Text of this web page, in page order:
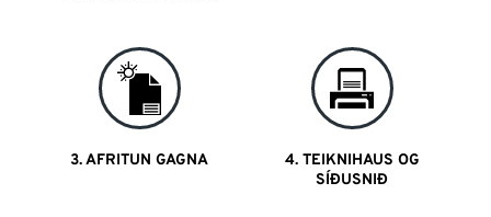
3. AFRITUN GAGNA
4. TEIKNIHAUS OG
SÍÐUSNIÐ